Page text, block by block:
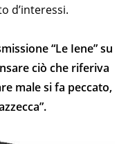
d’interessi.
“Le Iene” su
ciò che riferiva
male si fa peccato,